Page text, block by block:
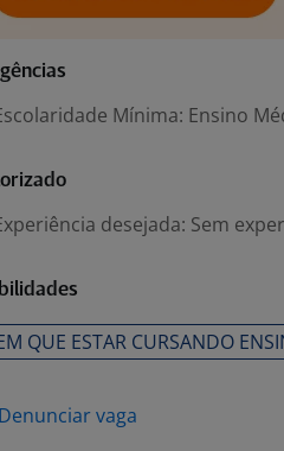
Mínima: Ensino
desejada: Sem
QUE ESTAR CURSANDO
Denunciar vaga